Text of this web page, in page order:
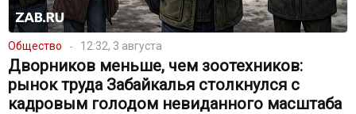
Общество 12:32, 3 августа
Дворников меньше, чем зоотехников:
рынок труда Забайкалья столкнулся с
кадровым голодом невиданного масштаба